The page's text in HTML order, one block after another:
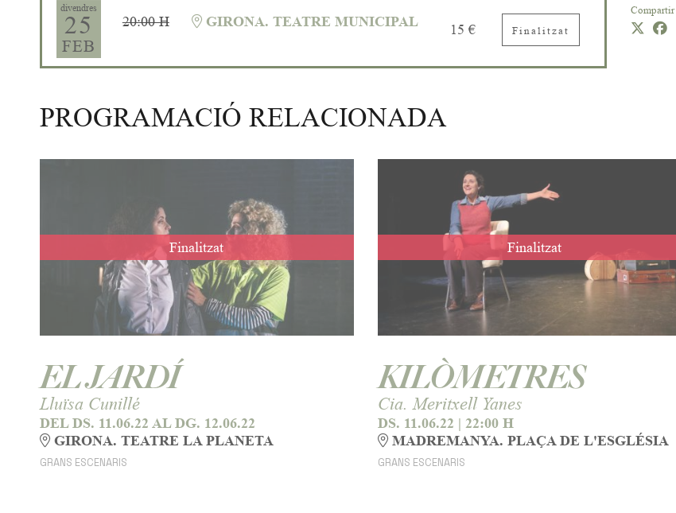
Compartir
divendres
25
FEB
20:00 H GIRONA. TEATRE MUNICIPAL 15 € Finalitzat
PROGRAMACIÓ RELACIONADA
Finalitzat
EL JARDÍ
Lluïsa Cunillé
DEL DS. 11.06.22 AL DG. 12.06.22
GIRONA. TEATRE LA PLANETA
GRANS ESCENARIS
Finalitzat
KILÒMETRES
Cia. Meritxell Yanes
DS. 11.06.22 | 22:00 H
MADREMANYA. PLAÇA DE L'ESGLÉSIA
GRANS ESCENARIS